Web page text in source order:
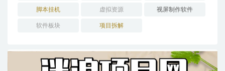
脚本挂机 虚拟资源 视屏制作软件
软件板块 项目拆解